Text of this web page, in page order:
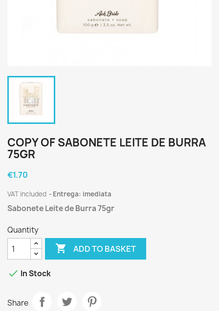
COPY OF SABONETE LEITE DE BURRA
75GR
€1.70
VAT included Entrega: imediata
Sabonete Leite de Burra 75gr
Quantity
 ADD TO BASKET
 In Stock
Share